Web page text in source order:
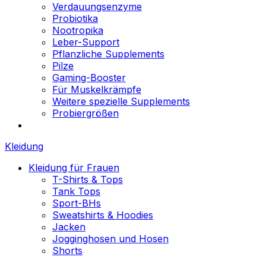
Verdauungsenzyme
Probiotika
Nootropika
Leber-Support
Pflanzliche Supplements
Pilze
Gaming-Booster
Für Muskelkrämpfe
Weitere spezielle Supplements
Probiergrößen
Kleidung
Kleidung für Frauen
T-Shirts & Tops
Tank Tops
Sport-BHs
Sweatshirts & Hoodies
Jacken
Jogginghosen und Hosen
Shorts